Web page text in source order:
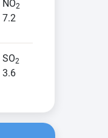
NO2
7.2
SO2
3.6